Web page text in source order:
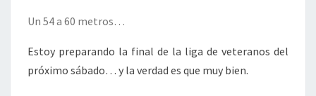
Un 54 a 60 metros…
Estoy preparando la final de la liga de veteranos del
próximo sábado… y la verdad es que muy bien.